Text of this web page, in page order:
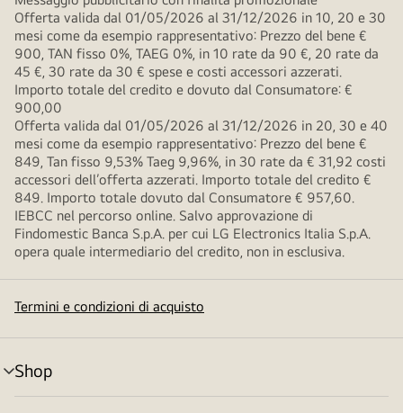
Offerta valida dal 01/05/2026 al 31/12/2026 in 10, 20 e 30
mesi come da esempio rappresentativo: Prezzo del bene €
900, TAN fisso 0%, TAEG 0%, in 10 rate da 90 €, 20 rate da
45 €, 30 rate da 30 € spese e costi accessori azzerati.
Importo totale del credito e dovuto dal Consumatore: €
900,00
Offerta valida dal 01/05/2026 al 31/12/2026 in 20, 30 e 40
mesi come da esempio rappresentativo: Prezzo del bene €
849, Tan fisso 9,53% Taeg 9,96%, in 30 rate da € 31,92 costi
accessori dell’offerta azzerati. Importo totale del credito €
849. Importo totale dovuto dal Consumatore € 957,60.
IEBCC nel percorso online. Salvo approvazione di
Findomestic Banca S.p.A. per cui LG Electronics Italia S.p.A.
opera quale intermediario del credito, non in esclusiva.
Termini e condizioni di acquisto
Shop
Attivazione
menu